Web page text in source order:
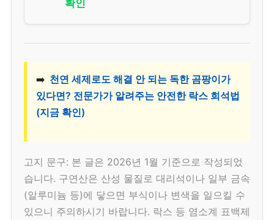
확인
➡️ 천연 세제로도 해결 안 되는 독한 곰팡이가
있다면? 전문가가 알려주는 안전한 락스 희석법
(지금 확인)
고지 문구: 본 글은 2026년 1월 기준으로 작성되었
습니다. 구연산은 산성 물질로 대리석이나 일부 금속
(알루미늄 등)에 닿으면 부식이나 변색을 일으킬 수
있으니 주의하시기 바랍니다. 락스 등 염소계 표백제